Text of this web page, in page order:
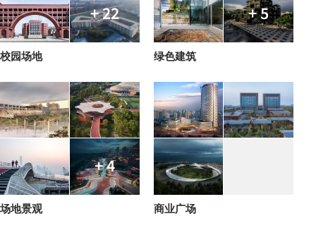
+ 22
校园场地
+ 5
绿色建筑
+ 4
场地景观 商业广场